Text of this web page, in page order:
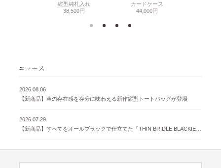
縦型純札入れ
38,500円
カードケース
44,000円
2026.08.06
【新商品】革の存在感を存分に味わえる新作縦型トートバッグが登場
2026.07.29